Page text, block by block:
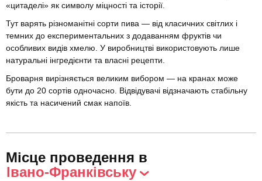
«цитаделі» як символу міцності та історії.
Тут варять різноманітні сорти пива — від класичних світлих і
темних до експериментальних з додаванням фруктів чи
особливих видів хмелю. У виробництві використовують лише
натуральні інгредієнти та власні рецепти.
Броварня вирізняється великим вибором — на кранах може
бути до 20 сортів одночасно. Відвідувачі відзначають стабільну
якість та насичений смак напоїв.
Місце проведення в
Івано-Франківську